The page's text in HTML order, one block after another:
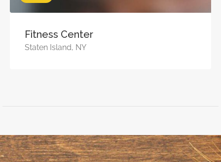
Fitness Center
Staten Island, NY